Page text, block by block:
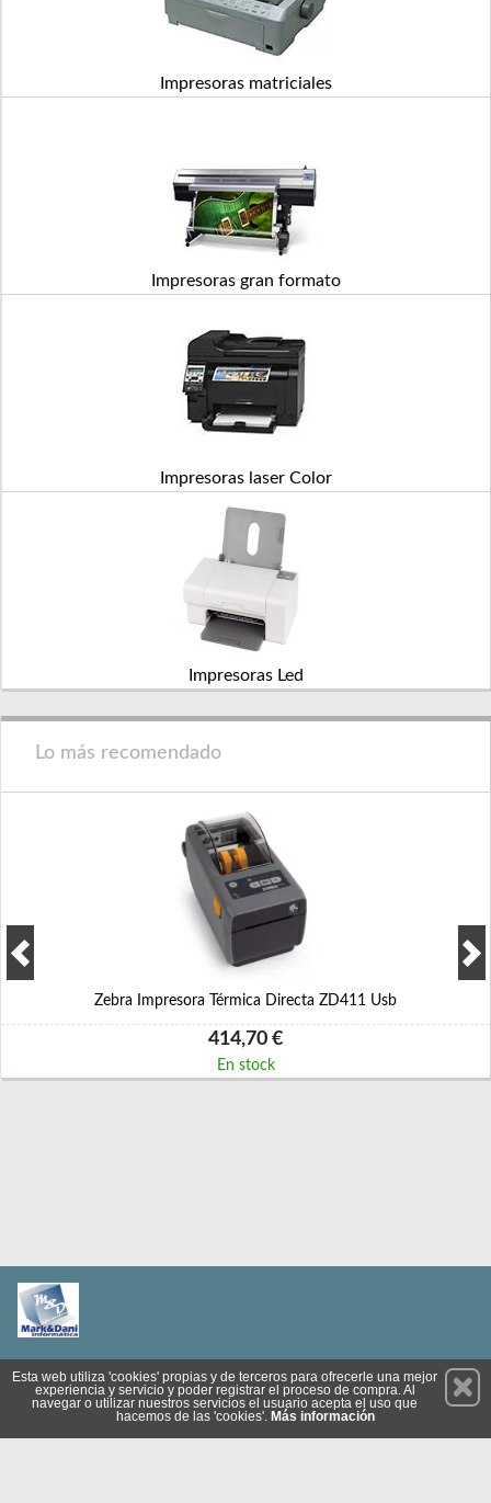
Impresoras matriciales
Impresoras gran formato
Impresoras laser Color
Impresoras Led
Lo más recomendado
Zebra Impresora Térmica Directa ZD411 Usb
414,70 €
En stock
Suscríbete
Esta web utiliza 'cookies' propias y de terceros para ofrecerle una mejor
experiencia y servicio y poder registrar el proceso de compra. Al
navegar o utilizar nuestros servicios el usuario acepta el uso que
hacemos de las 'cookies'. Más información